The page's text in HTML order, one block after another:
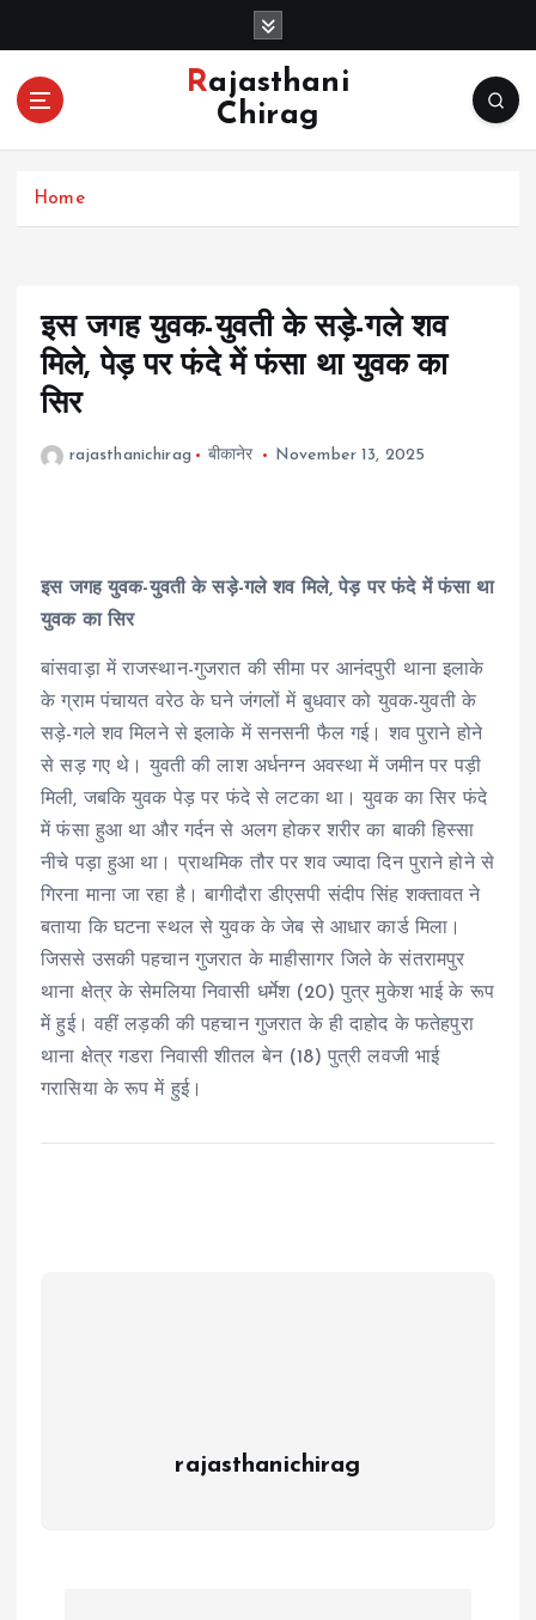
o
Rajasthani
Chirag
Home
इस जगह युवक-युवती के सड़े-गले शव
मिले, पेड़ पर फंदे में फंसा था युवक का
सिर
rajasthanichirag बीकानेर November 13, 2025
इस जगह युवक-युवती के सड़े-गले शव मिले, पेड़ पर फंदे में फंसा था
युवक का सिर
बांसवाड़ा में राजस्थान-गुजरात की सीमा पर आनंदपुरी थाना इलाके
के ग्राम पंचायत वरेठ के घने जंगलों में बुधवार को युवक-युवती के
सड़े-गले शव मिलने से इलाके में सनसनी फैल गई। शव पुराने होने
से सड़ गए थे। युवती की लाश अर्धनग्न अवस्था में जमीन पर पड़ी
मिली, जबकि युवक पेड़ पर फंदे से लटका था। युवक का सिर फंदे
में फंसा हुआ था और गर्दन से अलग होकर शरीर का बाकी हिस्सा
नीचे पड़ा हुआ था। प्राथमिक तौर पर शव ज्यादा दिन पुराने होने से
गिरना माना जा रहा है। बागीदौरा डीएसपी संदीप सिंह शक्तावत ने
बताया कि घटना स्थल से युवक के जेब से आधार कार्ड मिला।
जिससे उसकी पहचान गुजरात के माहीसागर जिले के संतरामपुर
थाना क्षेत्र के सेमलिया निवासी धर्मेश (20) पुत्र मुकेश भाई के रूप
में हुई। वहीं लड़की की पहचान गुजरात के ही दाहोद के फतेहपुरा
थाना क्षेत्र गडरा निवासी शीतल बेन (18) पुत्री लवजी भाई
गरासिया के रूप में हुई।
rajasthanichirag